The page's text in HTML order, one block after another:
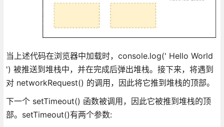
当上述代码在浏览器中加载时，console.log(' Hello World
') 被推送到堆栈中，并在完成后弹出堆栈。接下来，将遇到
对 networkRequest() 的调用，因此将它推到堆栈的顶部。
下一个 setTimeout() 函数被调用，因此它被推到堆栈的顶
部。setTimeout()有两个参数: